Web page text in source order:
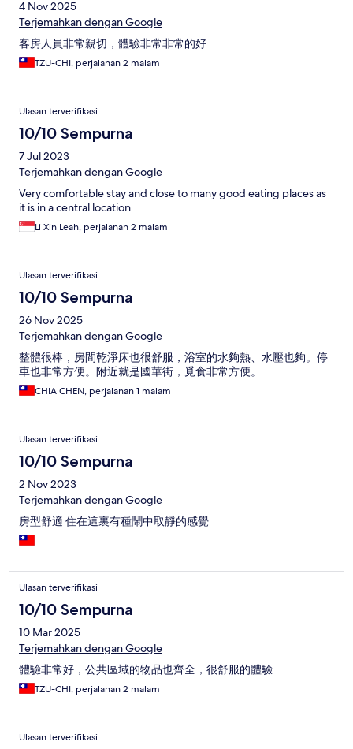
4 Nov 2025
Terjemahkan dengan Google
客房人員非常親切，體驗非常非常的好
TZU-CHI, perjalanan 2 malam
Ulasan terverifikasi
10/10 Sempurna
7 Jul 2023
Terjemahkan dengan Google
Very comfortable stay and close to many good eating places as
it is in a central location
Li Xin Leah, perjalanan 2 malam
Ulasan terverifikasi
10/10 Sempurna
26 Nov 2025
Terjemahkan dengan Google
整體很棒，房間乾淨床也很舒服，浴室的水夠熱、水壓也夠。停
車也非常方便。附近就是國華街，覓食非常方便。
CHIA CHEN, perjalanan 1 malam
Ulasan terverifikasi
10/10 Sempurna
2 Nov 2023
Terjemahkan dengan Google
房型舒適 住在這裏有種鬧中取靜的感覺
Ulasan terverifikasi
10/10 Sempurna
10 Mar 2025
Terjemahkan dengan Google
體驗非常好，公共區域的物品也齊全，很舒服的體驗
TZU-CHI, perjalanan 2 malam
Ulasan terverifikasi